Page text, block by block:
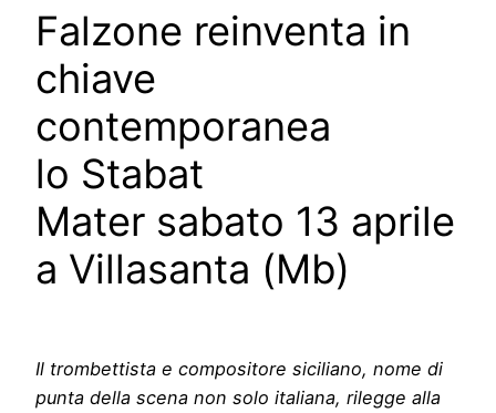
Falzone reinventa in
chiave
contemporanea
lo Stabat
Mater sabato 13 aprile
a Villasanta (Mb)
Il trombettista e compositore siciliano, nome di
punta della scena non solo italiana, rilegge alla